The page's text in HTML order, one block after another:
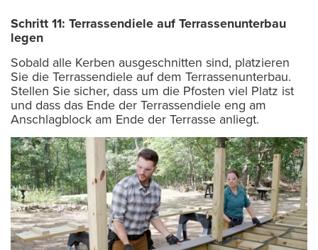
Schritt 11: Terrassendiele auf Terrassenunterbau
legen
Sobald alle Kerben ausgeschnitten sind, platzieren
Sie die Terrassendiele auf dem Terrassenunterbau.
Stellen Sie sicher, dass um die Pfosten viel Platz ist
und dass das Ende der Terrassendiele eng am
Anschlagblock am Ende der Terrasse anliegt.